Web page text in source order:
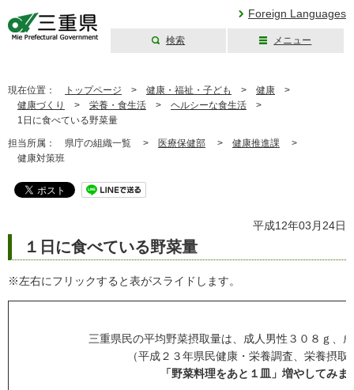
Foreign Languages
検索 メニュー
現在位置： トップページ > 健康・福祉・子ども > 健康 >
健康づくり
> 栄養・食生活 > ヘルシーな食生活 >
1日に食べている野菜量
担当所属： 県庁の組織一覧 > 医療保健部 > 健康推進課 >
健康対策班
平成12年03月24日
１日に食べている野菜量
※左右にフリックすると表がスライドします。
三重県民の平均野菜摂取量は、成人男性３０８ｇ、
（平成２３年県民健康・栄養調査、栄養摂取
「野菜料理をあと１皿」増やしてみま